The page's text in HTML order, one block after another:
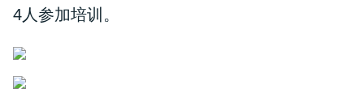
4人参加培训。